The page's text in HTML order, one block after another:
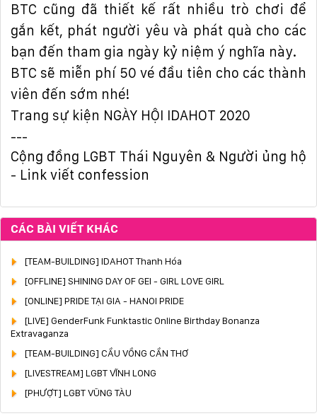
BTC cũng đã thiết kế rất nhiều trò chơi để
gắn kết, phát người yêu và phát quà cho các
bạn đến tham gia ngày kỷ niệm ý nghĩa này.
BTC sẽ miễn phí 50 vé đầu tiên cho các thành
viên đến sớm nhé!
Trang sự kiện NGÀY HỘI IDAHOT 2020
---
Cộng đồng LGBT Thái Nguyên & Người ủng hộ
- Link viết confession
CÁC BÀI VIẾT KHÁC
[TEAM-BUILDING] IDAHOT Thanh Hóa
[OFFLINE] SHINING DAY OF GEI - GIRL LOVE GIRL
[ONLINE] PRIDE TẠI GIA - HANOI PRIDE
[LIVE] GenderFunk Funktastic Online Birthday Bonanza
Extravaganza
[TEAM-BUILDING] CẦU VỒNG CẦN THƠ
[LIVESTREAM] LGBT VĨNH LONG
[PHƯỢT] LGBT VŨNG TÀU